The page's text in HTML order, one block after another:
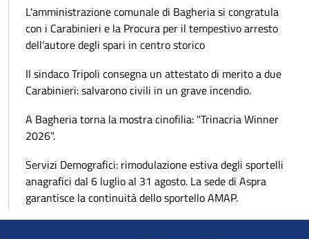
L'amministrazione comunale di Bagheria si congratula
con i Carabinieri e la Procura per il tempestivo arresto
dell’autore degli spari in centro storico
Il sindaco Tripoli consegna un attestato di merito a due
Carabinieri: salvarono civili in un grave incendio.
A Bagheria torna la mostra cinofilia: "Trinacria Winner
2026".
Servizi Demografici: rimodulazione estiva degli sportelli
anagrafici dal 6 luglio al 31 agosto. La sede di Aspra
garantisce la continuità dello sportello AMAP.